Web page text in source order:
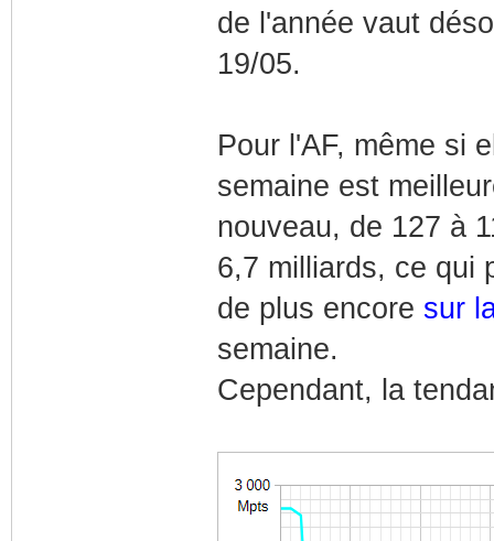
de l'année vaut
19/05.
Pour l'AF, même si
semaine est
nouveau, de 127 à
6,7 milliards, ce qui
de plus encore sur
semaine.
Cependant, la